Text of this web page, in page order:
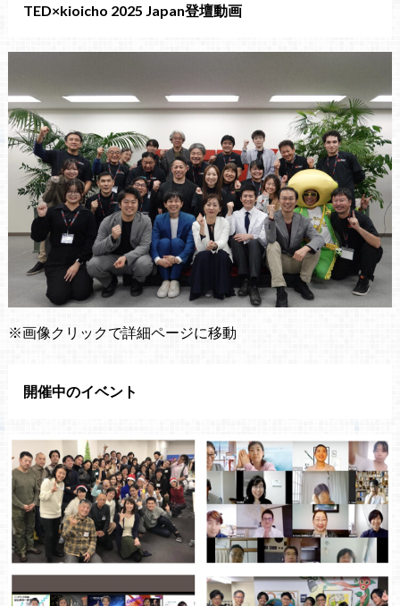
TED×kioicho 2025 Japan登壇動画
※画像クリックで詳細ページに移動
開催中のイベント